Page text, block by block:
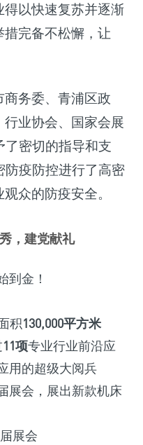
以快速复苏并逐渐
完备不松懈，让
务委、青浦区政
业协会、国家会展
了密切的指导和支
防疫防控进行了高密
众的防疫安全。
，建党献礼
到金！
积130,000平方米
11项专业行业前沿应
用的超级大阅兵
展会，展出新款机床
展会